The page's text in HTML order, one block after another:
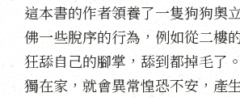
這本書的作者領養了一隻狗狗奧
佛一些脫序的行為，例如從二樓
狂舔自己的腳掌，舔到都掉毛了
獨在家，就會異常惶恐不安，產